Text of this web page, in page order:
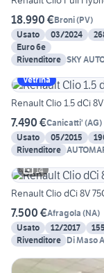
18.990 €Broni(PV)
Usato
03/2024
Euro 6e
Rivenditore SKY
Vetrina
Renault Clio 1.5 dCi
7.490 €Canicatti' (AG)
Usato
05/2015
Rivenditore
14
Renault Clio dCi 8V
7.500 €Afragola (NA)
Usato
12/2017
Rivenditore Di Maso